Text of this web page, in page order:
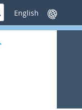
Sprache
wechseln